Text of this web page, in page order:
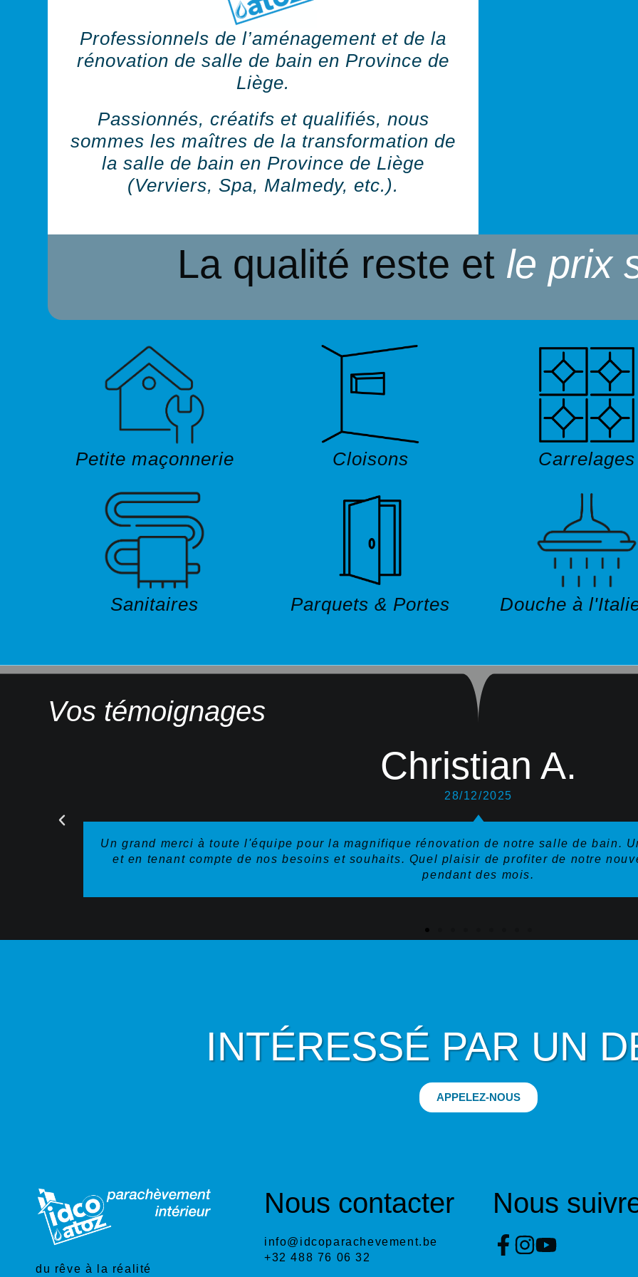
Professionnels de l’aménagement et de la
rénovation de salle de bain en Province de
Liège.
Passionnés, créatifs et qualifiés, nous
sommes les maîtres de la transformation de
la salle de bain en Province de Liège
(Verviers, Spa, Malmedy, etc.).
La qualité reste et le prix
Petite maçonnerie
Sanitaires
Cloisons
Parquets & Portes
Carrelages
Douche à
Vos témoignages
Un grand merci à toute l'équipe pour la magnifique rénovation de notre salle de bain.
et en tenant compte de nos besoins et souhaits. Quel plaisir de profiter de notre
pendant des mois.
Christian A.
28/12/2025
INTÉRESSÉ PAR UN
APPELEZ-NOUS
du rêve à la réalité
Nous contacter
info@idcoparachevement.be
+32 488 76 06 32
Nous